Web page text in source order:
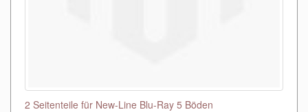
2 Seitenteile für New-Line Blu-Ray 5 Böden